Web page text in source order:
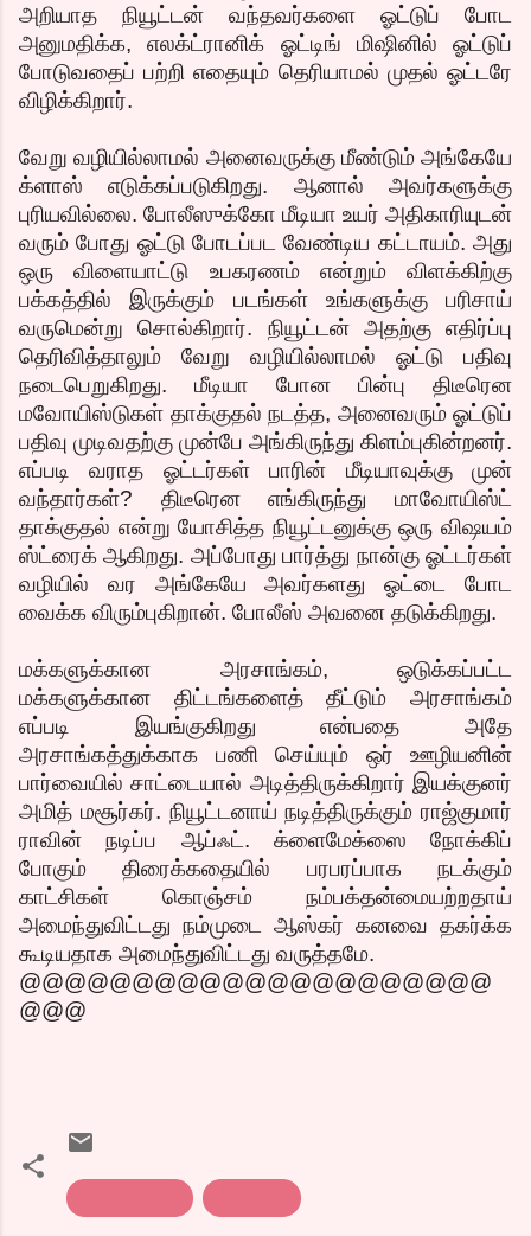
அறியாத நியூட்டன் வந்தவர்களை ஓட்டுப் போட
அனுமதிக்க, எலக்ட்ரானிக் ஓட்டிங் மிஷினில் ஓட்டுப்
போடுவதைப் பற்றி எதையும் தெரியாமல் முதல் ஓட்டரே
விழிக்கிறார்.
வேறு வழியில்லாமல் அனைவருக்கு மீண்டும் அங்கேயே
க்ளாஸ் எடுக்கப்படுகிறது. ஆனால் அவர்களுக்கு
புரியவில்லை. போலீஸுக்கோ மீடியா உயர் அதிகாரியுடன்
வரும் போது ஓட்டு போடப்பட வேண்டிய கட்டாயம். அது
ஒரு விளையாட்டு உபகரணம் என்றும் விளக்கிற்கு
பக்கத்தில் இருக்கும் படங்கள் உங்களுக்கு பரிசாய்
வருமென்று சொல்கிறார். நியூட்டன் அதற்கு எதிர்ப்பு
தெரிவித்தாலும் வேறு வழியில்லாமல் ஓட்டு பதிவு
நடைபெறுகிறது. மீடியா போன பின்பு திடீரென
மவோயிஸ்டுகள் தாக்குதல் நடத்த, அனைவரும் ஓட்டுப்
பதிவு முடிவதற்கு முன்பே அங்கிருந்து கிளம்புகின்றனர்.
எப்படி வராத ஓட்டர்கள் பாரின் மீடியாவுக்கு முன்
வந்தார்கள்? திடீரென எங்கிருந்து மாவோயிஸ்ட்
தாக்குதல் என்று யோசித்த நியூட்டனுக்கு ஒரு விஷயம்
ஸ்ட்ரைக் ஆகிறது. அப்போது பார்த்து நான்கு ஓட்டர்கள்
வழியில் வர அங்கேயே அவர்களது ஓட்டை போட
வைக்க விரும்புகிறான். போலீஸ் அவனை தடுக்கிறது.
மக்களுக்கான அரசாங்கம், ஒடுக்கப்பட்ட
மக்களுக்கான திட்டங்களைத் தீட்டும் அரசாங்கம்
எப்படி இயங்குகிறது என்பதை அதே
அரசாங்கத்துக்காக பணி செய்யும் ஒர் ஊழியனின்
பார்வையில் சாட்டையால் அடித்திருக்கிறார் இயக்குனர்
அமித் மசூர்கர். நியூட்டனாய் நடித்திருக்கும் ராஜ்குமார்
ராவின் நடிப்ப ஆப்ஃட். க்ளைமேக்ஸை நோக்கிப்
போகும் திரைக்கதையில் பரபரப்பாக நடக்கும்
காட்சிகள் கொஞ்சம் நம்பக்தன்மையற்றதாய்
அமைந்துவிட்டது நம்முடை ஆஸ்கர் கனவை தகர்க்க
கூடியதாக அமைந்துவிட்டது வருத்தமே.
@@@@@@@@@@@@@@@@@@@@@
@@@